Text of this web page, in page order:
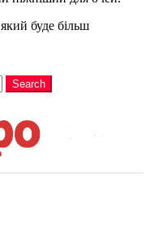
буде більш
Search